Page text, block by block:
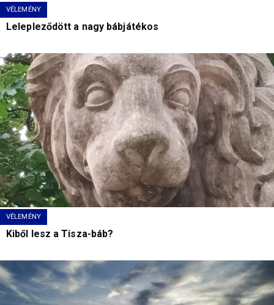
VÉLEMÉNY
Lelepleződött a nagy bábjátékos
VÉLEMÉNY
Kiből lesz a Tisza-báb?